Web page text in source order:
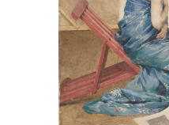
Fuoco Obbligato
Fuoco Jazz
Archives
CDs
Vidéos
Galerie
Actions
Nous soutenir
Contact